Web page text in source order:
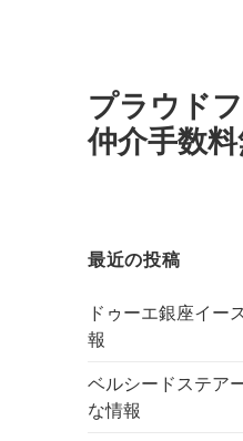
プラウド
仲介手数
最近の投稿
ドゥーエ銀座イー
報
ベルシードステア
な情報